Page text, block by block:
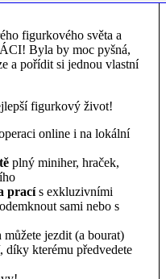
figurkového světa a
Byla by moc pyšná,
a pořídit si jednou vlastní
figurkový život!
online i na lokální
plný miniher, hraček,
pracís exkluzivními
sami nebo s
můžete jezdit (a bourat)
, díky kterému předvedete